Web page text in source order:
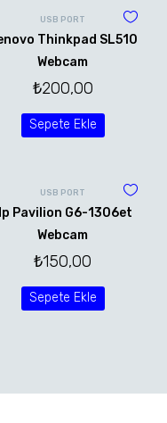
USB PORT
Thinkpad SL510
Webcam
₺200,00
Sepete Ekle
USB PORT
Pavilion G6-1306et
Webcam
₺150,00
Sepete Ekle